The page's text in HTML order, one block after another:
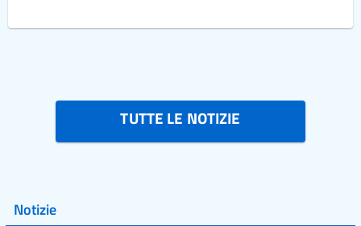
TUTTE LE NOTIZIE
Notizie